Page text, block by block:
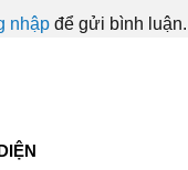
nhập để gửi bình luận.